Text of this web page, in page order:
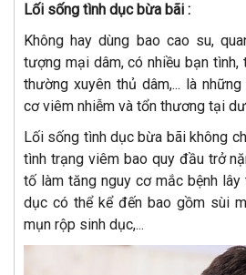
Lối sống tình dục bừa bãi :
Không hay dùng bao cao su,
tượng mại dâm, có nhiều bạn
thường xuyên thủ dâm,... là
cơ viêm nhiễm và tổn thương tại
Lối sống tình dục bừa bãi không
tình trạng viêm bao quy đầu trở
tố làm tăng nguy cơ mắc bệnh
dục có thể kể đến bao gồm sùi
mụn rộp sinh dục,...